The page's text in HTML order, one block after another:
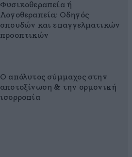
Φυσικοθεραπεία ή
Λογοθεραπεία; Οδηγός
σπουδών και επαγγελματικών
προοπτικών
Ο απόλυτος σύμμαχος στην
αποτοξίνωση & την ορμονική
ισορροπία